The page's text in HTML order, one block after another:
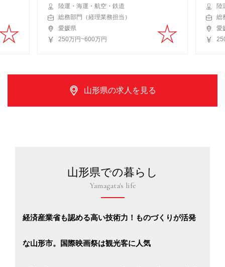
陸運・海運・航空・鉄道
総務部門（経理業務担当）
愛媛県
250万円~600万円
陸
総
愛
山形県の求人を見る
山形県での暮らし
Yamagata's life
経済産業省も認める高い技術力！ものづくりが活発
な山形市。国際映画祭は観光客に人気